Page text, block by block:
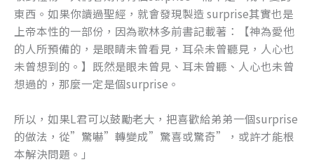
東西。如果你讀過聖經，就會發現製造 surprise其實也是
上帝本性的一部份，因為歌林多前書記載著：【神為愛他
的人所預備的，是眼睛未曾看見，耳朵未曾聽見，人心也
未曾想到的。】既然是眼未曾見、耳未曾聽、人心也未曾
想過的，那麼一定是個surprise。
所以，如果L君可以鼓勵老大，把喜歡給弟弟一個surprise
的做法，從”驚嚇”轉變成”驚喜或驚奇”，或許才能根
本解決問題。」